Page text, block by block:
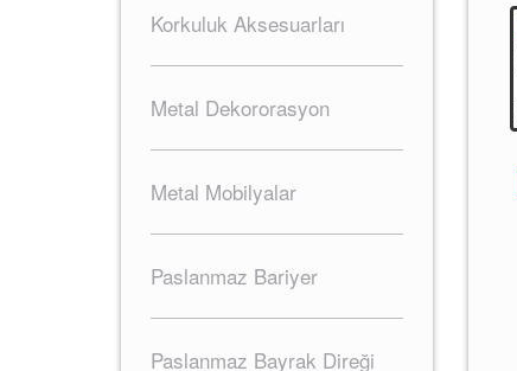
Korkuluk Aksesuarları
Metal Dekororasyon
Metal Mobilyalar
Paslanmaz Bariyer
Paslanmaz Bayrak Direği